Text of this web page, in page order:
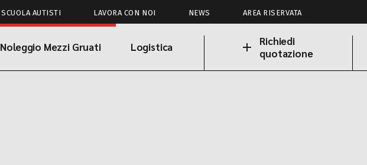
SCUOLA AUTISTI LAVORA CON NOI NEWS AREA RISERVATA
Noleggio Mezzi Gruati Logistica
Richiedi
quotazione